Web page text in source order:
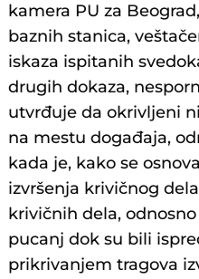
kamera PU za
baznih stanica,
iskaza ispitanih
drugih dokaza,
utvrđuje da okrivljeni
na mestu događaja,
kada je, kako se
izvršenja krivičnog
krivičnih dela,
pucanj dok su bili
prikrivanjem tragova